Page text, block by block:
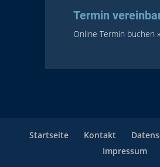
Termin
Online Termin buchen »
Startseite Kontakt
Impressum